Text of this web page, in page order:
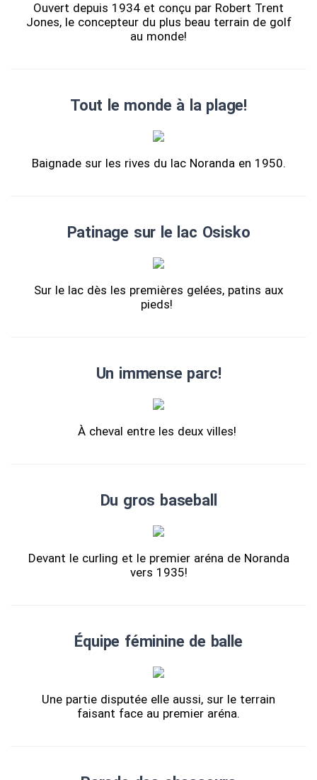
Ouvert depuis 1934 et conçu par Robert Trent
Jones, le concepteur du plus beau terrain de golf
au monde!
Tout le monde à la plage!
Baignade sur les rives du lac Noranda en 1950.
Patinage sur le lac Osisko
Sur le lac dès les premières gelées, patins aux
pieds!
Un immense parc!
À cheval entre les deux villes!
Du gros baseball
Devant le curling et le premier aréna de Noranda
vers 1935!
Équipe féminine de balle
Une partie disputée elle aussi, sur le terrain
faisant face au premier aréna.